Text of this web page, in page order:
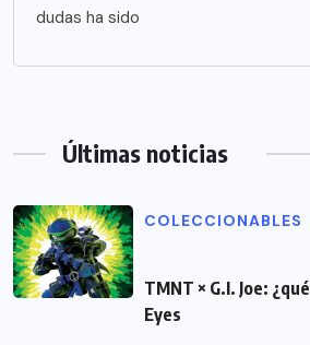
dudas ha sido
Últimas noticias
COLECCIONABLES
TMNT × G.I. Joe:
Eyes